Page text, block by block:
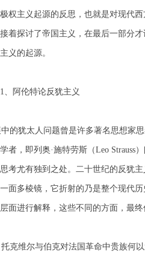
权主义起源的反思，也就是对现代
着探讨了帝国主义，在最后一部分
义的起源。
论反犹主义
的犹太人问题曾是许多著名思想家
者，即列奥·施特劳斯（Leo Strauss
考尤有独到之处。二十世纪的反犹
面多棱镜，它折射的乃是整个现代
面进行解释，这些不同的方面，最
克维尔与伯克对法国革命中贵族何